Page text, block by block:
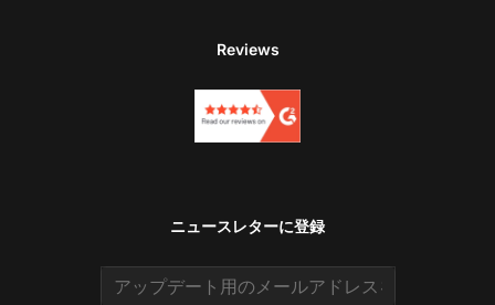
Reviews
ニュースレターに登録
Email address